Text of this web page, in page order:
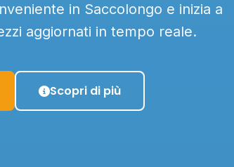
in Saccolongo e inizia a
aggiornati in tempo reale.
Scopri di più